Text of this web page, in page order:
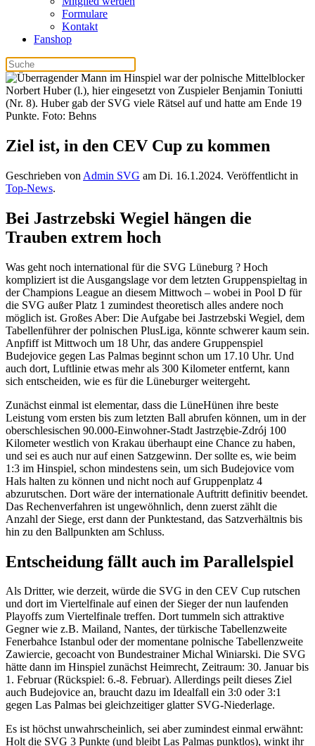
Formulare
Kontakt
Fanshop
Ziel ist, in den CEV Cup zu kommen
Geschrieben von Admin SVG am Di. 16.1.2024. Veröffentlicht in
Top-News.
Bei Jastrzebski Wegiel hängen die
Trauben extrem hoch
Was geht noch international für die SVG Lüneburg ? Hoch
kompliziert ist die Ausgangslage vor dem letzten Gruppenspieltag in
der Champions League an diesem Mittwoch – wobei in Pool D für
die SVG außer Platz 1 zumindest theoretisch alles andere noch
möglich ist. Großes Aber: Die Aufgabe bei Jastrzebski Wegiel, dem
Tabellenführer der polnischen PlusLiga, könnte schwerer kaum sein.
Anpfiff ist Mittwoch um 18 Uhr, das andere Gruppenspiel
Budejovice gegen Las Palmas beginnt schon um 17.10 Uhr. Und
auch dort, Luftlinie etwas mehr als 300 Kilometer entfernt, kann
sich entscheiden, wie es für die Lüneburger weitergeht.
Zunächst einmal ist elementar, dass die LüneHünen ihre beste
Leistung vom ersten bis zum letzten Ball abrufen können, um in der
oberschlesischen 90.000-Einwohner-Stadt Jastrzębie-Zdrój 100
Kilometer westlich von Krakau überhaupt eine Chance zu haben,
und sei es auch nur auf einen Satzgewinn. Der sollte es, wie beim
1:3 im Hinspiel, schon mindestens sein, um sich Budejovice vom
Hals halten zu können und nicht noch auf Gruppenplatz 4
abzurutschen. Dort wäre der internationale Auftritt definitiv beendet.
Das Rechenverfahren ist ungewöhnlich, denn zuerst zählt die
Anzahl der Siege, erst dann der Punktestand, das Satzverhältnis bis
hin zu den Ballpunkten am Schluss.
Entscheidung fällt auch im Parallelspiel
Als Dritter, wie derzeit, würde die SVG in den CEV Cup rutschen
und dort im Viertelfinale auf einen der Sieger der nun laufenden
Playoffs zum Viertelfinale treffen. Dort tummeln sich attraktive
Gegner wie z.B. Mailand, Nantes, der türkische Tabellenzweite
Fenerbahce Istanbul oder der momentane polnische Tabellenzweite
Zawiercie, gecoacht von Bundestrainer Michal Winiarski. Die SVG
hätte dann im Hinspiel zunächst Heimrecht, Zeitraum: 30. Januar bis
1. Februar (Rückspiel: 6.-8. Februar). Allerdings peilt dieses Ziel
auch Budejovice an, braucht dazu im Idealfall ein 3:0 oder 3:1
gegen Las Palmas bei gleichzeitiger glatter SVG-Niederlage.
Es ist höchst unwahrscheinlich, sei aber zumindest einmal erwähnt:
Holt die SVG 3 Punkte (und bleibt Las Palmas punktlos), winkt ihr